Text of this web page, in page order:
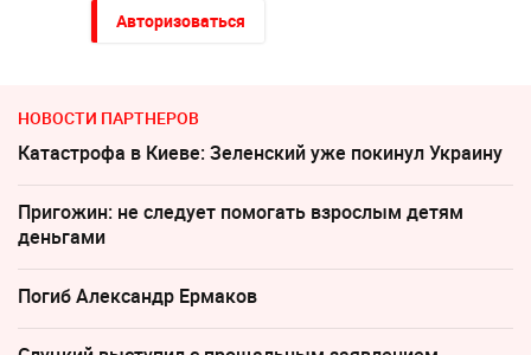
Авторизоваться
НОВОСТИ ПАРТНЕРОВ
Катастрофа в Киеве: Зеленский уже покинул Украину
Пригожин: не следует помогать взрослым детям
деньгами
Погиб Александр Ермаков